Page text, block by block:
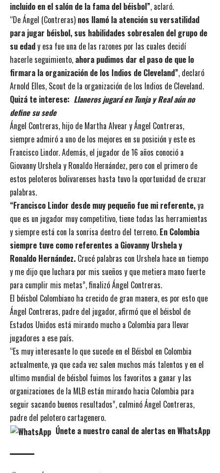
incluido en el salón de la fama del béisbol”, aclaró.
“De Ángel (Contreras) nos llamó la atención su versatilidad
para jugar béisbol, sus habilidades sobresalen del grupo de
su edady esa fue una de las razones por las cuales decidí
hacerle seguimiento, ahora pudimos dar el paso de que lo
firmara la organización de los Indios de Cleveland”, declaró
Arnold Elles, Scout de la organización de los Indios de Cleveland.
Quizá te interese: Llaneros jugará en Tunja y Real aún no
define su sede
Ángel Contreras, hijo de Martha Alvear y Ángel Contreras,
siempre admiró a uno de los mejores en su posición y este es
Francisco Lindor. Además, el jugador de 16 años conoció a
Giovanny Urshela y Ronaldo Hernández, pero con el primero de
estos peloteros bolivarenses hasta tuvo la oportunidad de cruzar
palabras.
“Francisco Lindor desde muy pequeño fue mi referente,ya
que es un jugador muy competitivo, tiene todas las herramientas
y siempre está con la sonrisa dentro del terreno. En Colombia
siempre tuve como referentes a Giovanny Urshela y
Ronaldo Hernández. Crucé palabras con Urshela hace un tiempo
y me dijo que luchara por mis sueños y que metiera mano fuerte
para cumplir mis metas”, finalizó Ángel Contreras.
El béisbol Colombiano ha crecido de gran manera, es por esto que
Ángel Contreras, padre del jugador, afirmó que el béisbol de
Estados Unidos está mirando mucho a Colombia para llevar
jugadores a ese país.
“Es muy interesante lo que sucede en el Béisbol en Colombia
actualmente, ya que cada vez salen muchos más talentos y en el
ultimo mundial de béisbol fuimos los favoritos a ganar y las
organizaciones de la MLB están mirando hacia Colombia para
seguir sacando buenos resultados”, culminó Ángel Contreras,
padre del pelotero cartagenero.
Únete a nuestro canal de alertas en WhatsApp